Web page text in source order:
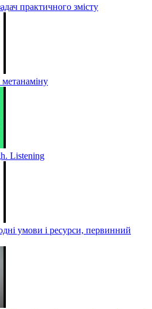
практичного змісту
метанаміну
Listening
умови і ресурси, первинний